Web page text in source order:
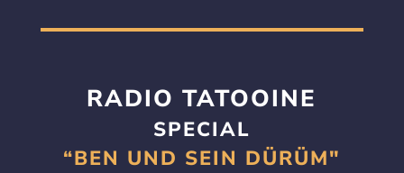
RADIO TATOOINE
SPECIAL
“BEN UND SEIN DÜRÜM"